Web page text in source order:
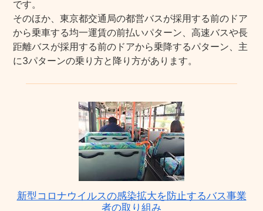
です。
そのほか、東京都交通局の都営バスが採用する前のドア
から乗車する均一運賃の前払いパターン、高速バスや長
距離バスが採用する前のドアから乗降するパターン、主
に3パターンの乗り方と降り方があります。
新型コロナウイルスの感染拡大を防止するバス事業
者の取り組み